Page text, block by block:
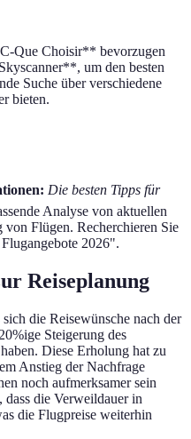
Que Choisir** bevorzugen
um den besten
Suche über verschiedene
bieten.
Die besten Tipps für
Analyse von aktuellen
Flügen. Recherchieren Sie
2026".
Reiseplanung
sich die Reisewünsche nach der
Steigerung des
Diese Erholung hat zu
Anstieg der Nachfrage
noch aufmerksamer sein
dass die Verweildauer in
die Flugpreise weiterhin